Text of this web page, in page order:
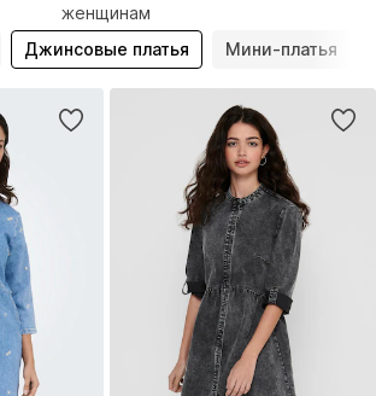
женщинам
Джинсовые платья Мини-платья